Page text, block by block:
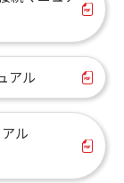
アル
ル